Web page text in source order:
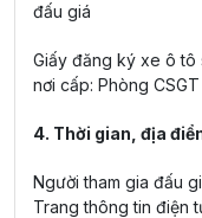
đấu giá
Giấy đăng ký xe ô tô
nơi cấp: Phòng
4. Thời gian, địa
Người tham gia đấu
Trang thông tin điện